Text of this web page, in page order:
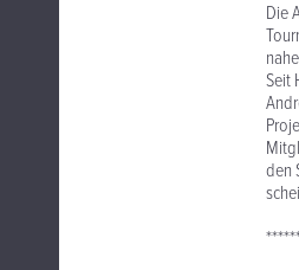
Die
Seit
den